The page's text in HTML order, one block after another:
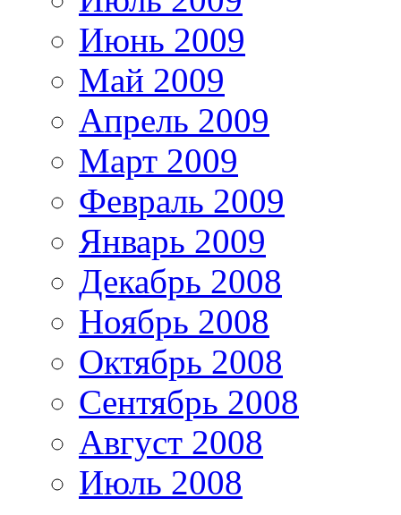
Июнь 2009
Май 2009
Апрель 2009
Март 2009
Февраль 2009
Январь 2009
Декабрь 2008
Ноябрь 2008
Октябрь 2008
Сентябрь 2008
Август 2008
Июль 2008